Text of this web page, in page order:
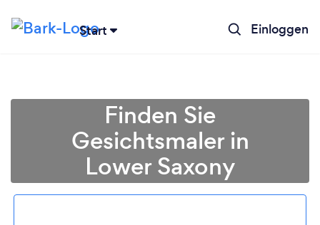
Start Einloggen
Finden Sie
Gesichtsmaler in
Lower Saxony